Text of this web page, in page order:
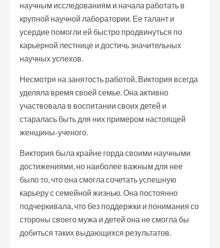
научным исследованиям и начала работать в
крупной научной лаборатории. Ее талант и
усердие помогли ей быстро продвинуться по
карьерной лестнице и достичь значительных
научных успехов.
Несмотря на занятость работой, Виктория всегда
уделяла время своей семье. Она активно
участвовала в воспитании своих детей и
старалась быть для них примером настоящей
женщины-ученого.
Виктория была крайне горда своими научными
достижениями, но наиболее важным для нее
было то, что она смогла сочетать успешную
карьеру с семейной жизнью. Она постоянно
подчеркивала, что без поддержки и понимания со
стороны своего мужа и детей она не смогла бы
добиться таких выдающихся результатов.